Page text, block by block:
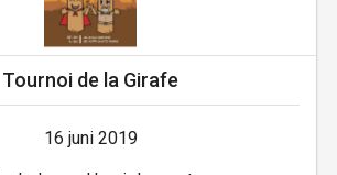
Tournoi de la Girafe
16 juni 2019